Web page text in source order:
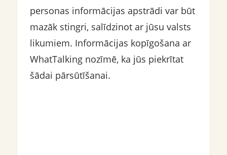
personas informācijas apstrādi var būt
mazāk stingri, salīdzinot ar jūsu valsts
likumiem. Informācijas kopīgošana ar
WhatTalking nozīmē, ka jūs piekrītat
šādai pārsūtīšanai.